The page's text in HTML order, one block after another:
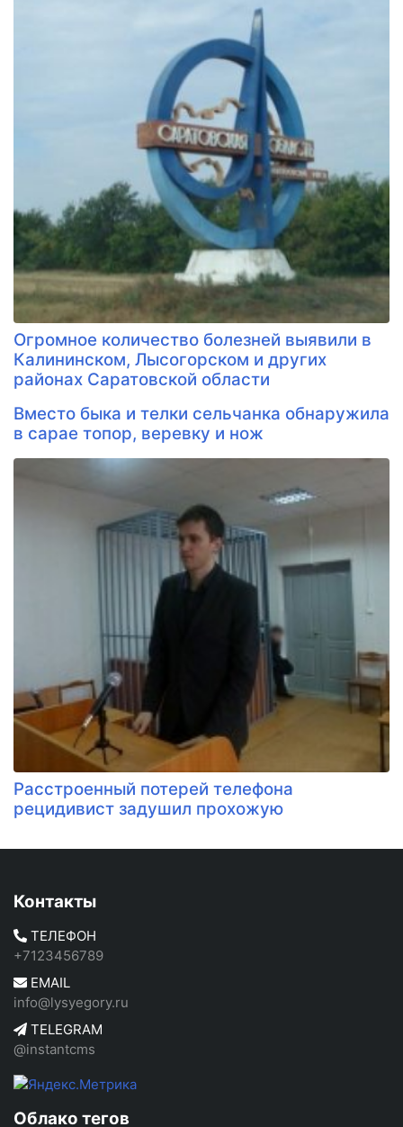
Огромное количество болезней выявили в
Калининском, Лысогорском и других
районах Саратовской области
Вместо быка и телки сельчанка обнаружила
в сарае топор, веревку и нож
Расстроенный потерей телефона
рецидивист задушил прохожую
Контакты
ТЕЛЕФОН
+7123456789
EMAIL
info@lysyegory.ru
TELEGRAM
@instantcms
Облако тегов